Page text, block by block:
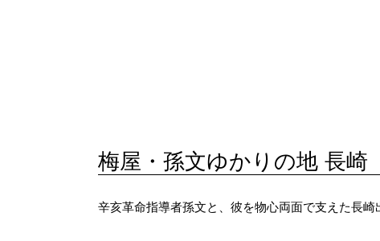
梅屋・孫文ゆかりの地 長崎
辛亥革命指導者孫文と、彼を物心両面で支えた長崎